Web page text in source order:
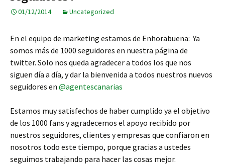
01/12/2014 Uncategorized
En el equipo de marketing estamos de Enhorabuena: Ya
somos más de 1000 seguidores en nuestra página de
twitter. Solo nos queda agradecer a todos los que nos
siguen día a día, y dar la bienvenida a todos nuestros nuevos
seguidores en @agentescanarias
Estamos muy satisfechos de haber cumplido ya el objetivo
de los 1000 fans y agradecemos el apoyo recibido por
nuestros seguidores, clientes y empresas que confiaron en
nosotros todo este tiempo, porque gracias a ustedes
seguimos trabajando para hacer las cosas mejor.